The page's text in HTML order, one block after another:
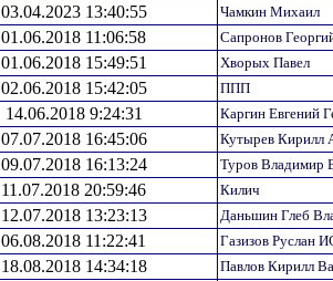
03.04.2023 13:40:55 Чамкин Михаил
01.06.2018 11:06:58 Сапронов
01.06.2018 15:49:51 Хворых Павел
02.06.2018 15:42:05 ППП
14.06.2018 9:24:31 Каргин Евгений
07.07.2018 16:45:06 Кутырев Кирилл
09.07.2018 16:13:24 Туров Владимир
11.07.2018 20:59:46 Килич
12.07.2018 13:23:13 Даньшин Глеб
06.08.2018 11:22:41 Газизов Руслан
18.08.2018 14:34:18 Павлов Кирилл